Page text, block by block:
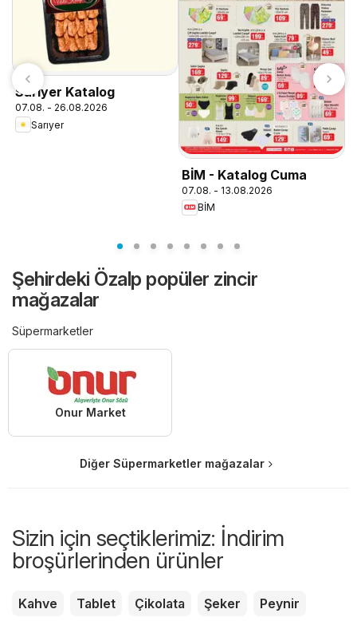
Sarıyer Katalog
07.08. - 26.08.2026
Sarıyer
BİM - Katalog Cuma
07.08. - 13.08.2026
BİM
Şehirdeki Özalp popüler zincir
mağazalar
Süpermarketler
Onur Market
Diğer Süpermarketler mağazalar
Sizin için seçtiklerimiz: İndirim
broşürlerinden ürünler
Kahve Tablet Çikolata Şeker
Peynir